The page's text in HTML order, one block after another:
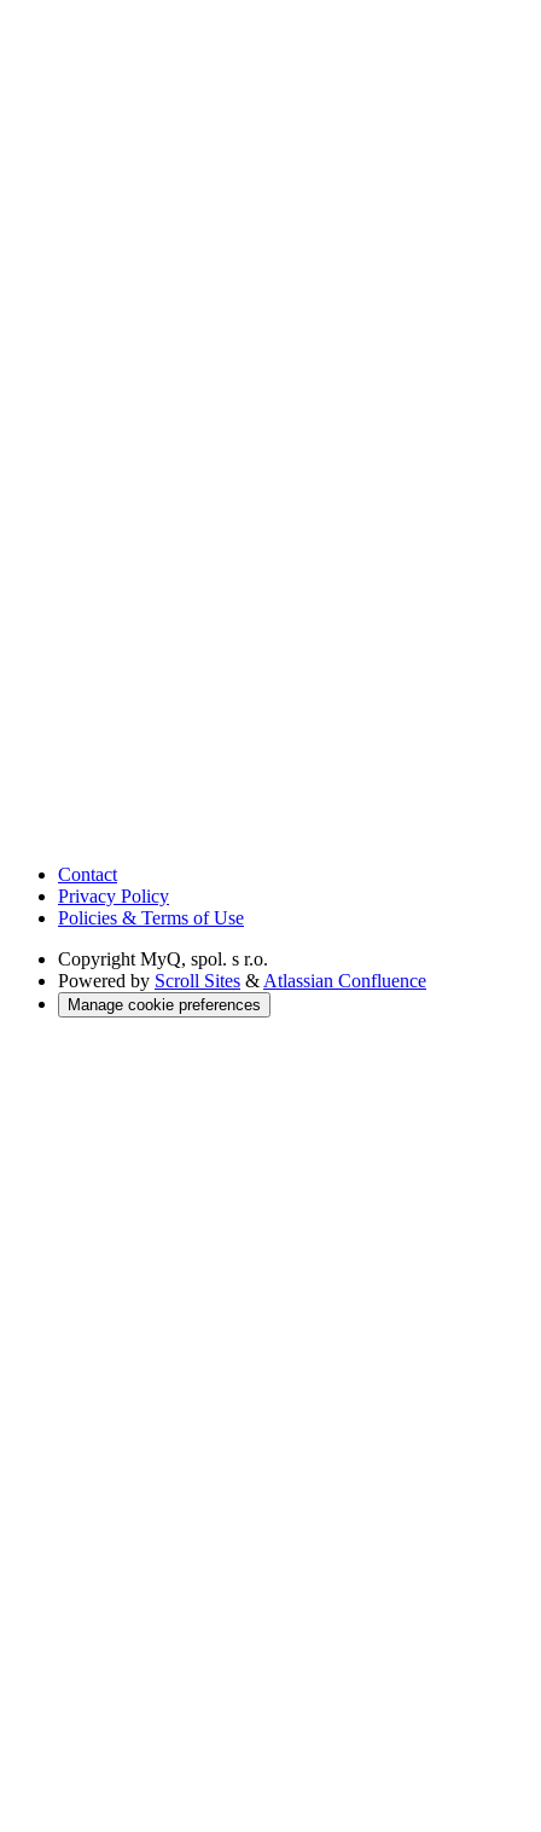
Contact
Privacy Policy
Policies & Terms of Use
Copyright MyQ, spol. s r.o.
Powered by Scroll Sites & Atlassian Confluence
Manage cookie preferences